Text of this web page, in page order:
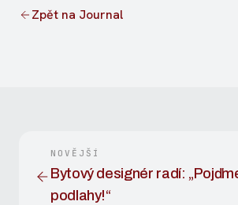
Zpět na Journal
NOVĚJŠÍ
Bytový designér radí:
podlahy!“